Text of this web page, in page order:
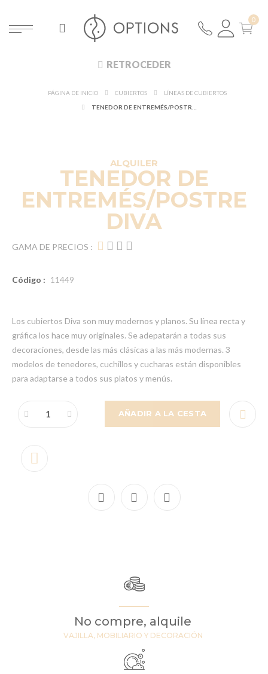
RETROCEDER
PÁGINA DE INICIO CUBIERTOS
LÍNEAS DE CUBIERTOS
ALQUILER
TENEDOR DE
ENTREMÉS/POSTRE
DIVA
GAMA DE PRECIOS :
Código : 11449
Los cubiertos Diva son muy modernos y planos. Su línea recta y
gráfica los hace muy originales. Se adepatarán a todas sus
decoraciones, desde las más clásicas a las más modernas. 3
modelos de tenedores, cuchillos y cucharas están disponibles
para adaptarse a todos sus platos y menús.
AÑADIR A LA CESTA
No compre, alquile
VAJILLA, MOBILIARIO Y DECORACIÓN